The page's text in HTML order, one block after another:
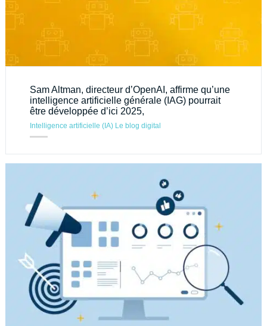
Sam Altman, directeur d’OpenAI, affirme qu’une
intelligence artificielle générale (IAG) pourrait
être développée d’ici 2025,
Intelligence artificielle (IA) Le blog digital